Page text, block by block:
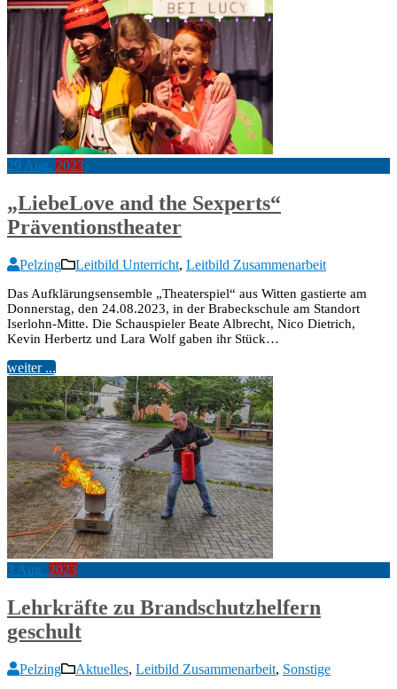
29 Aug. 2023
„LiebeLove and the Sexperts“
Präventionstheater
Pelzing Leitbild Unterricht, Leitbild Zusammenarbeit
Das Aufklärungsensemble „Theaterspiel“ aus Witten gastierte am
Donnerstag, den 24.08.2023, in der Brabeckschule am Standort
Iserlohn-Mitte. Die Schauspieler Beate Albrecht, Nico Dietrich,
Kevin Herbertz und Lara Wolf gaben ihr Stück…
weiter ...
3 Aug. 2023
Lehrkräfte zu Brandschutzhelfern
geschult
Pelzing Aktuelles, Leitbild Zusammenarbeit, Sonstige